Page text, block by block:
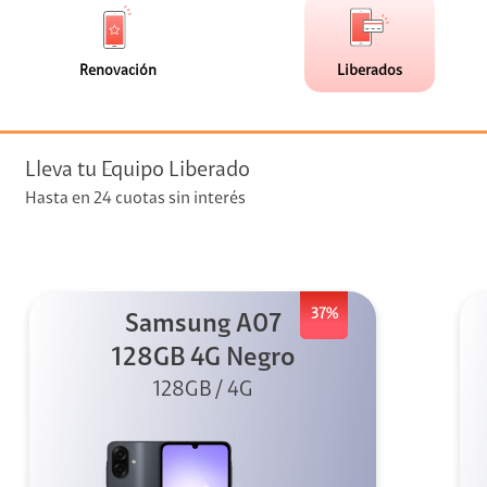
+ Telefonía
streaming
de
faceta
Renovación
(0)
faceta
Liberados
Lleva tu Equipo Liberado
Hasta en 24 cuotas sin interés
37%
Samsung A07
128GB 4G Negro
128GB / 4G